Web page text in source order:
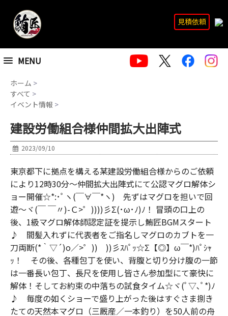
MENU
見積依頼
ホーム >
すべて >
イベント情報 >
建設労働組合様仲間拡大出陣式
2023/09/10
東京都下に拠点を構える某建設労働組合様からのご依頼
により12時30分～仲間拡大出陣式にて公認マグロ解体シ
ョー開催☆*:･ﾟヽ(￣∀￣*ヽ) 先ずはマグロを担いで回
遊～ヾ(￣ ￣〃)-Ｃ>゜))))彡Σ(･ω･ﾉ)ﾉ！ 冒頭の口上の
後、1級マグロ解体師認定証を提示し鮪匠BGMスタート
♪ 間髪入れずに代表者をご指名しマグロのカブトを一
刀両断(*｀▽´)o／>゜)) ))彡ｽﾊﾟｯ☆Σ【◎】ω￣*)ﾊﾟｼｬ
ｯ！ その後、各種包丁を使い、背腹と切り分け腹の一節
は一番長い包丁、長尺を使用し皆さん参加型にて豪快に
解体！そしてお約束の中落ちの試食タイム☆ヾ(ﾟ▽､ﾟ*)ﾉ
♪ 毎度の如くショーで盛り上がった後はすぐさま捌き
たての天然本マグロ（三厩産／一本釣り）を50人前の舟